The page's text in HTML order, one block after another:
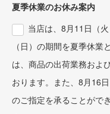
夏季休業のお休み案内
当店は、8月11日（
（日）の期間を夏季休
は、商品の出荷業務およ
おります。また、8月16
のご指定を承ることがで